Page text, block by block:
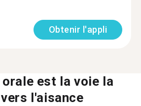
Obtenir l'appli
est la voie la
l'aisance